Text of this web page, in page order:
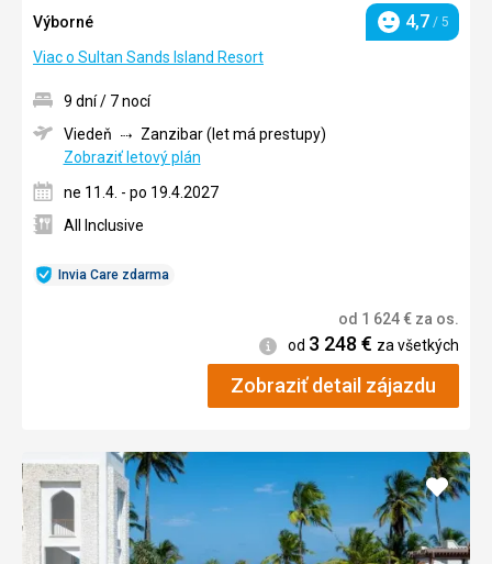
Výborné
Hodnotenie
4,7 / 5
Viac o Sultan Sands Island Resort
Invia Care zdarma
9 dní / 7 nocí
Viedeň
Zanzibar (let má prestupy)
Zobraziť letový plán
ne 11.4. - po 19.4.2027
All Inclusive
od 1 624€ za os.
Informácie
od 3 248 € za všetkých
Zobraziť detail zájazdu
Pridať
do